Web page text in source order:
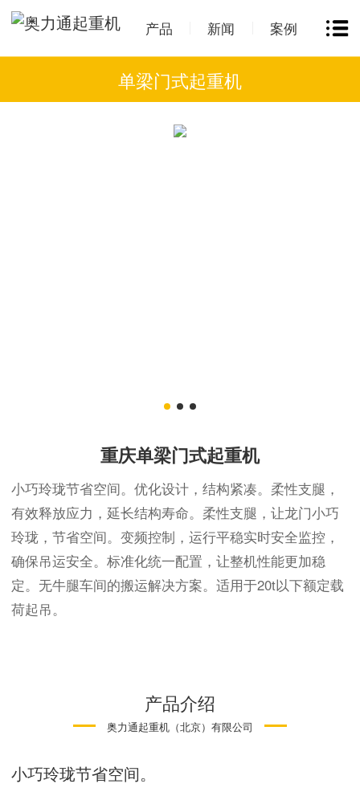
产品 新闻 案例
单梁门式起重机
重庆单梁门式起重机
小巧玲珑节省空间。优化设计，结构紧凑。柔性支腿，
有效释放应力，延长结构寿命。柔性支腿，让龙门小巧
玲珑，节省空间。变频控制，运行平稳实时安全监控，
确保吊运安全。标准化统一配置，让整机性能更加稳
定。无牛腿车间的搬运解决方案。适用于20t以下额定载
荷起吊。
产品介绍
奥力通起重机（北京）有限公司
小巧玲珑节省空间。